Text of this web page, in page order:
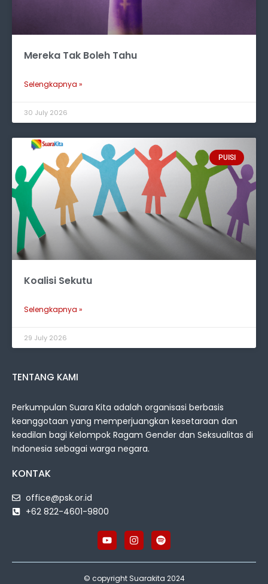
Mereka Tak Boleh Tahu
Selengkapnya »
30 July 2026
PUISI
Koalisi Sekutu
Selengkapnya »
29 July 2026
TENTANG KAMI
Perkumpulan Suara Kita adalah organisasi berbasis
keanggotaan yang memperjuangkan kesetaraan dan
keadilan bagi Kelompok Ragam Gender dan Seksualitas di
Indonesia sebagai warga negara.
KONTAK
office@psk.or.id
+62 822-4601-9800
© copyright Suarakita 2024